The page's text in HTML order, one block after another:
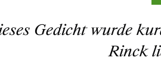
Gedicht wurde
Rinck